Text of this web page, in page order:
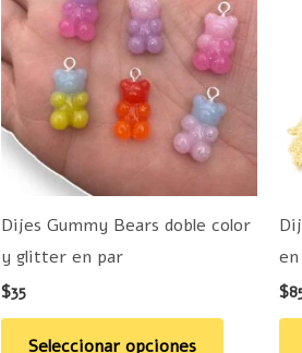
Dijes Gummy Bears doble color
y glitter en par
$35
Seleccionar opciones
tiene
múltiples
variantes.
Las
opciones
elegir
$